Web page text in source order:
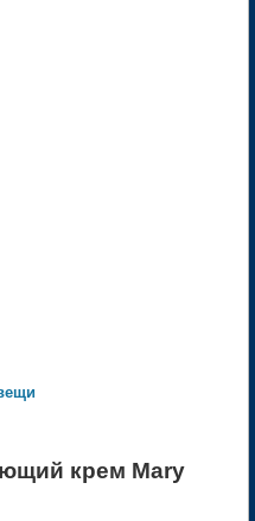
крем Mary